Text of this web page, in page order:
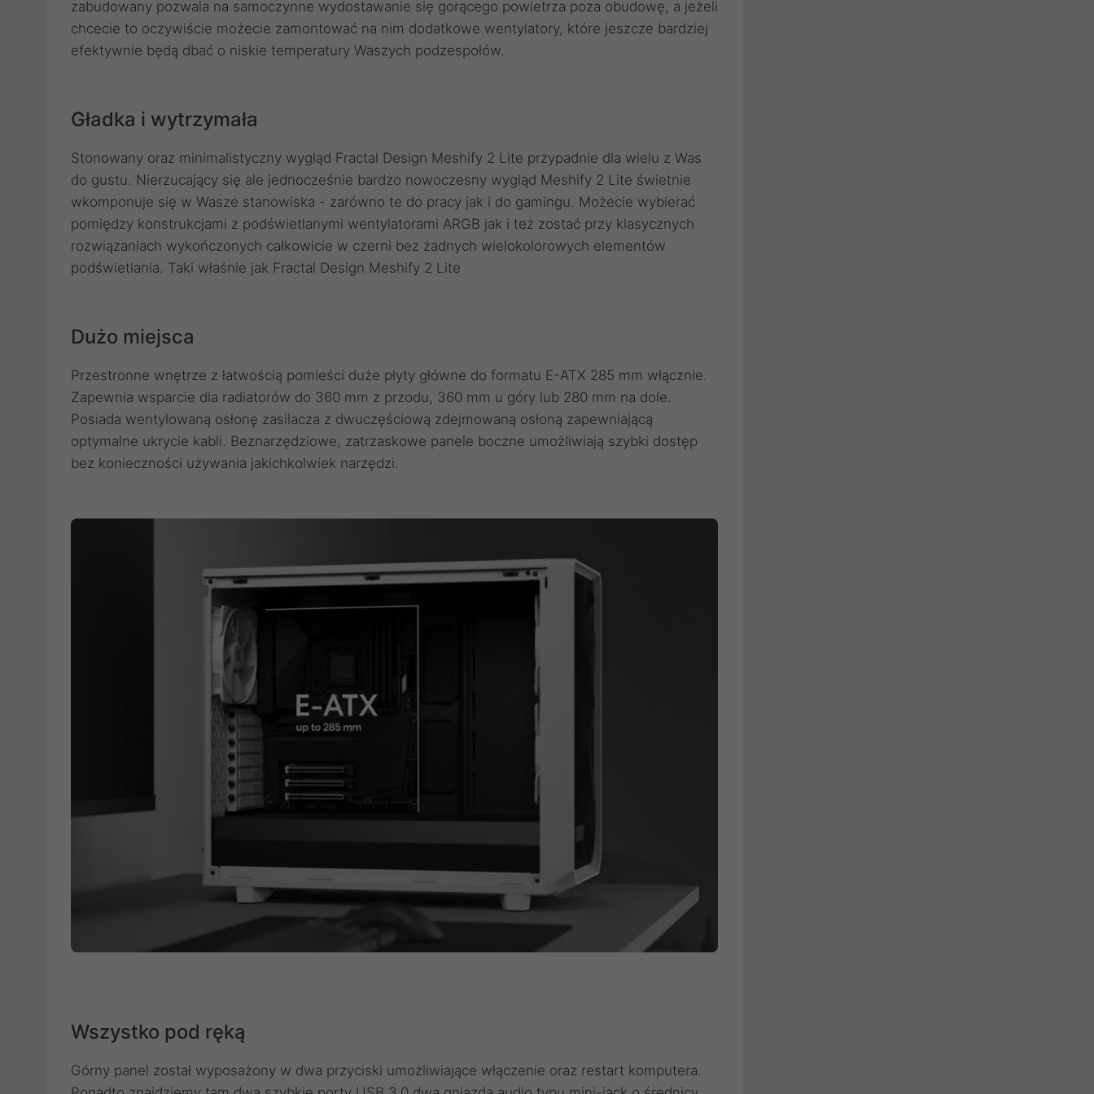
zabudowany pozwala na samoczynne wydostawanie się gorącego powietrza poza obudowę, a jeżeli
chcecie to oczywiście możecie zamontować na nim dodatkowe wentylatory, które jeszcze bardziej
efektywnie będą dbać o niskie temperatury Waszych podzespołów.
Gładka i wytrzymała
Stonowany oraz minimalistyczny wygląd Fractal Design Meshify 2 Lite przypadnie dla wielu z Was
do gustu. Nierzucający się ale jednocześnie bardzo nowoczesny wygląd Meshify 2 Lite świetnie
wkomponuje się w Wasze stanowiska - zarówno te do pracy jak i do gamingu. Możecie wybierać
pomiędzy konstrukcjami z podświetlanymi wentylatorami ARGB jak i też zostać przy klasycznych
rozwiązaniach wykończonych całkowicie w czerni bez żadnych wielokolorowych elementów
podświetlania. Taki właśnie jak Fractal Design Meshify 2 Lite
Dużo miejsca
Przestronne wnętrze z łatwością pomieści duże płyty główne do formatu E-ATX 285 mm włącznie.
Zapewnia wsparcie dla radiatorów do 360 mm z przodu, 360 mm u góry lub 280 mm na dole.
Posiada wentylowaną osłonę zasilacza z dwuczęściową zdejmowaną osłoną zapewniającą
optymalne ukrycie kabli. Beznarzędziowe, zatrzaskowe panele boczne umożliwiają szybki dostęp
bez konieczności używania jakichkolwiek narzędzi.
Wszystko pod ręką
Górny panel został wyposażony w dwa przyciski umożliwiające włączenie oraz restart komputera.